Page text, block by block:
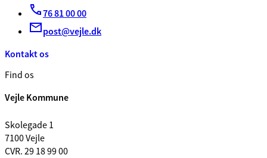
76 81 00 00
post@vejle.dk
Kontakt os
Find os
Vejle Kommune
Skolegade 1
7100 Vejle
CVR. 29 18 99 00